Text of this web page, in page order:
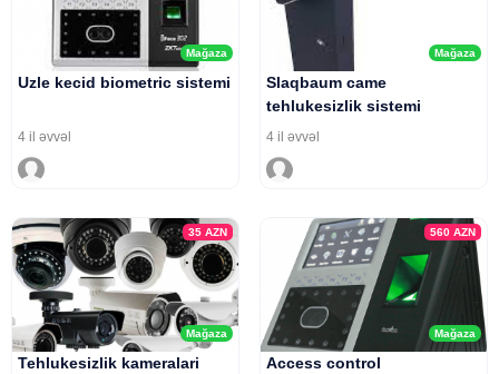
Mağaza
Uzle kecid biometric sistemi
4 il əvvəl
Mağaza
Slaqbaum came
tehlukesizlik sistemi
4 il əvvəl
Mağaza
35AZN
Tehlukesizlik kameralari
Mağaza
560 AZN
Access control